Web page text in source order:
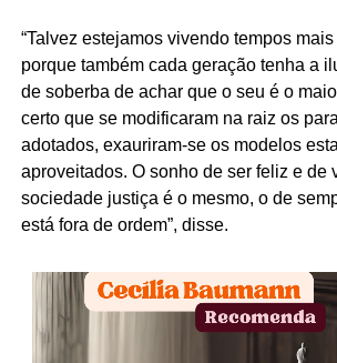
“Talvez estejamos vivendo tempos
porque também cada geração tenha a
de soberba de achar que o seu é o
certo que se modificaram na raiz os
adotados, exauriram-se os modelos
aproveitados. O sonho de ser feliz e de
sociedade justiça é o mesmo, o de
está fora de ordem”, disse.